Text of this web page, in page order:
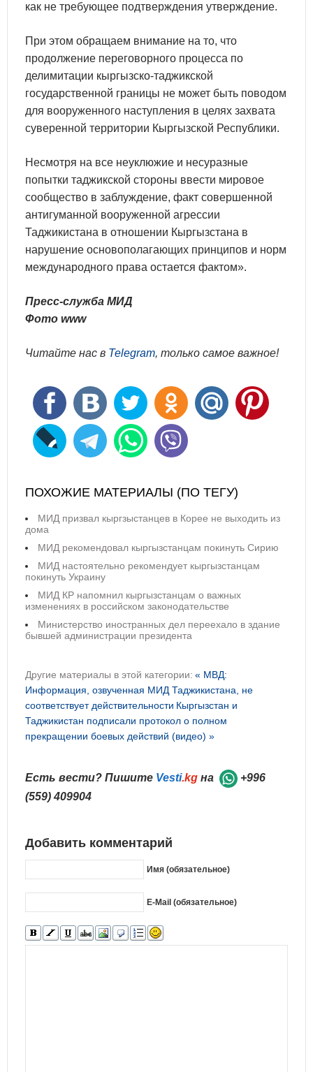
как не требующее подтверждения утверждение.
При этом обращаем внимание на то, что
продолжение переговорного процесса по
делимитации кыргызско-таджикской
государственной границы не может быть поводом
для вооруженного наступления в целях захвата
суверенной территории Кыргызской Республики.
Несмотря на все неуклюжие и несуразные
попытки таджикской стороны ввести мировое
сообщество в заблуждение, факт совершенной
антигуманной вооруженной агрессии
Таджикистана в отношении Кыргызстана в
нарушение основополагающих принципов и норм
международного права остается фактом».
Пресс-служба МИД
Фото www
Читайте нас в Telegram, только самое важное!
ПОХОЖИЕ МАТЕРИАЛЫ (ПО ТЕГУ)
МИД призвал кыргзыстанцев в Корее не выходить из
дома
МИД рекомендовал кыргызстанцам покинуть Сирию
МИД настоятельно рекомендует кыргызстанцам
покинуть Украину
МИД КР напомнил кыргызстанцам о важных
изменениях в российском законодательстве
Министерство иностранных дел переехало в здание
бывшей администрации президента
Другие материалы в этой категории: « МВД:
Информация, озвученная МИД Таджикистана, не
соответствует действительности Кыргызстан и
Таджикистан подписали протокол о полном
прекращении боевых действий (видео) »
Есть вести? Пишите Vesti.kg на
+996
(559) 409904
Добавить комментарий
Имя (обязательное)
E-Mail (обязательное)